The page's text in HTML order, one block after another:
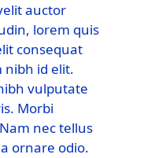
auctor
lorem quis
consequat
nibh id elit.
vulputate
Morbi
nec tellus
ornare odio.